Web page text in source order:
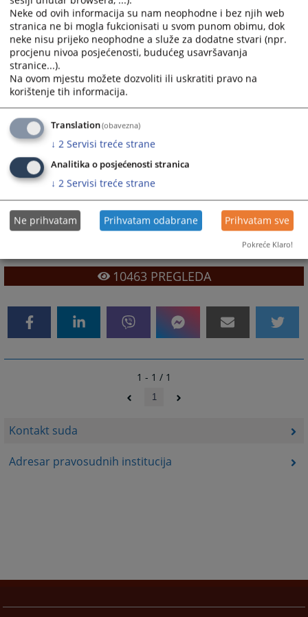
Kontakt suda
Adresar pravosudnih institucija
Uvjerenje o neizricanju zabrane obavljanja trgovačke ili druge privredne
djelatnosti;
Ovjera isprava namijenjenih za upotrebu u inostranstvu;
CMS - potvrda prijema dokumenta u svim sudskim postupcima;
Sva ostala uvjerenja i potvrde o kojima sud vodi službenu evidenciju.
Sva uvjerenja i potvrde se izdaju svakim radnim danom u vremenu od
07:00 do 15:00 sati.
Osoba za odnose s javnošću :
Kontakt telefon za odnose s javnošću : 051 813 539
10463PREGLEDA
1 - 1 / 1
1
Neke od ovih informacija su nam neophodne i bez njih web
stranica ne bi mogla fukcionisati u svom punom obimu, dok
neke nisu prijeko neophodne a služe za dodatne stvari (npr.
procjenu nivoa posjećenosti, budućeg usavršavanja
stranice...).
Na ovom mjestu možete dozvoliti ili uskratiti pravo na
korištenje tih informacija.
Translation(obavezna)
↓ 2 Servisi treće strane
Analitika o posjećenosti stranica
↓ 2 Servisi treće strane
Ne prihvatam Prihvatam odabrane Prihvatam sve
Pokreće Klaro!